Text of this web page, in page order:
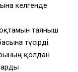
келгенде
таяныш
түсiрдi.
қолдан